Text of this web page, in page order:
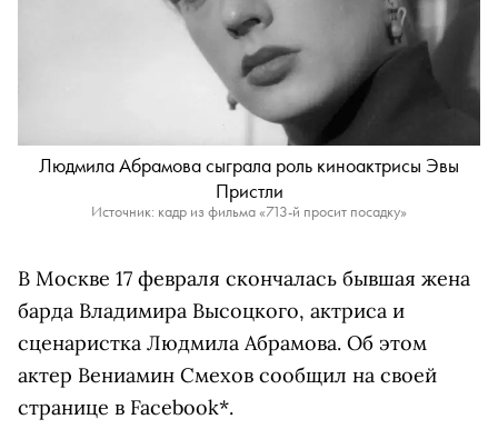
Людмила Абрамова сыграла роль киноактрисы Эвы
Пристли
Источник: кадр из фильма «713-й просит посадку»
В Москве 17 февраля скончалась бывшая жена
барда Владимира Высоцкого, актриса и
сценаристка Людмила Абрамова. Об этом
актер Вениамин Смехов сообщил на своей
странице в Facebook*.